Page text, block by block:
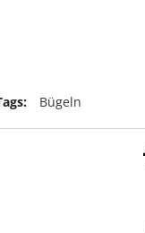
Bügeln